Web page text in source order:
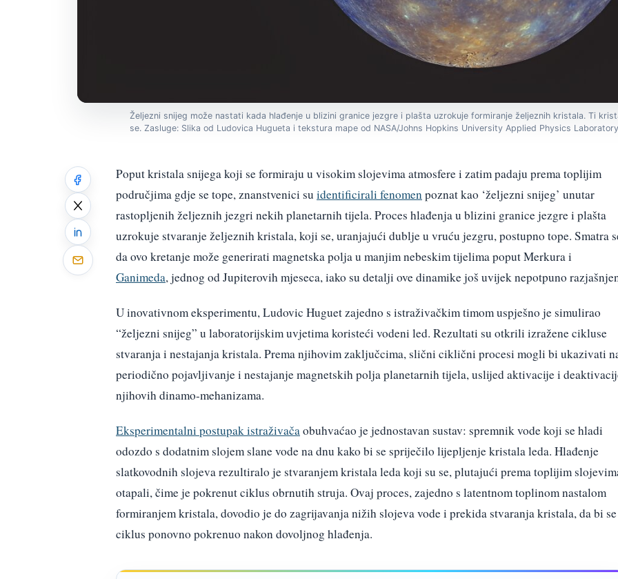
Željezni snijeg može nastati kada hlađenje u blizini granice jezgre i plašta uzrokuje formiranje željeznih kristala. Ti
se. Zasluge: Slika od Ludovica Hugueta i tekstura mape od NASA/Johns Hopkins University Applied Physics
Poput kristala snijega koji se formiraju u visokim slojevima atmosfere i zatim padaju prema toplijim
područjima gdje se tope, znanstvenici su identificirali fenomen poznat kao ‘željezni snijeg’ unutar
rastopljenih željeznih jezgri nekih planetarnih tijela. Proces hlađenja u blizini granice jezgre i plašta
uzrokuje stvaranje željeznih kristala, koji se, uranjajući dublje u vruću jezgru, postupno tope. Smatra
da ovo kretanje može generirati magnetska polja u manjim nebeskim tijelima poput Merkura i
Ganimeda, jednog od Jupiterovih mjeseca, iako su detalji ove dinamike još uvijek nepotpuno
U inovativnom eksperimentu, Ludovic Huguet zajedno s istraživačkim timom uspješno je simulirao
“željezni snijeg” u laboratorijskim uvjetima koristeći vodeni led. Rezultati su otkrili izražene cikluse
stvaranja i nestajanja kristala. Prema njihovim zaključcima, slični ciklični procesi mogli bi ukazivati
periodično pojavljivanje i nestajanje magnetskih polja planetarnih tijela, uslijed aktivacije i
njihovih dinamo-mehanizama.
Eksperimentalni postupak istraživačaobuhvaćao je jednostavan sustav: spremnik vode koji se hladi
odozdo s dodatnim slojem slane vode na dnu kako bi se spriječilo lijepljenje kristala leda. Hlađenje
slatkovodnih slojeva rezultiralo je stvaranjem kristala leda koji su se, plutajući prema toplijim
otapali, čime je pokrenut ciklus obrnutih struja. Ovaj proces, zajedno s latentnom toplinom nastalom
formiranjem kristala, dovodio je do zagrijavanja nižih slojeva vode i prekida stvaranja kristala, da bi se
ciklus ponovno pokrenuo nakon dovoljnog hlađenja.